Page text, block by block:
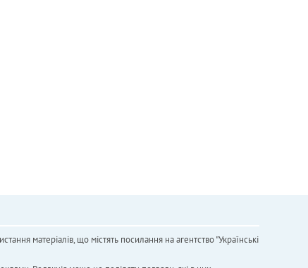
матеріалів, що містять посилання на агентство "Українськi